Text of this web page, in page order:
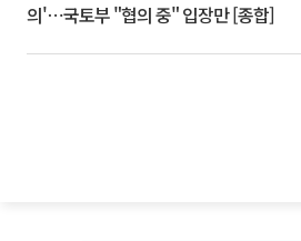
의'⋯국토부 "협의 중" 입장만 [종합]